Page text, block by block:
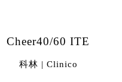
Cheer40/60 ITE
科林 | Clinico